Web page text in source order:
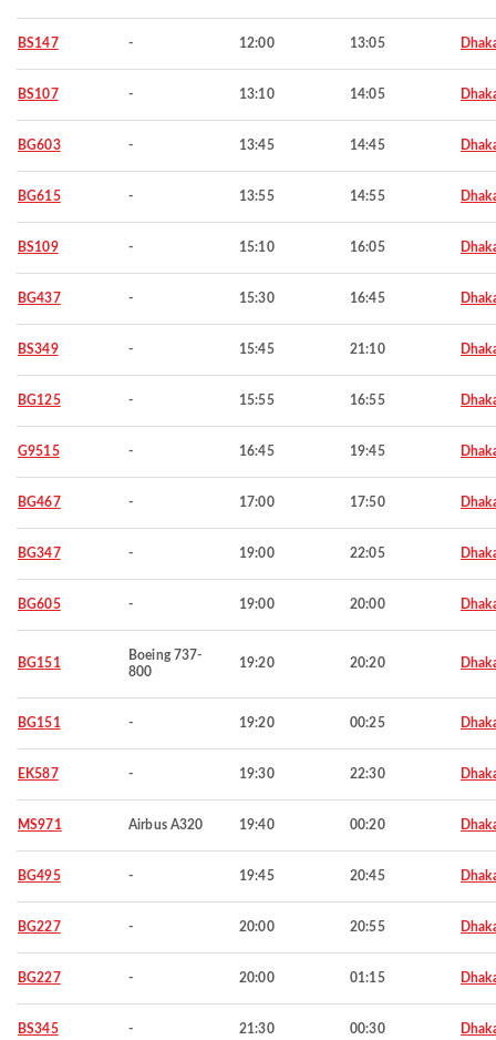
BS147 - 12:00 13:05
BS107 - 13:10 14:05
BG603 - 13:45 14:45
BG615 - 13:55 14:55
BS109 - 15:10 16:05
BG437 - 15:30 16:45
BS349 - 15:45 21:10
BG125 - 15:55 16:55
G9515 - 16:45 19:45
BG467 - 17:00 17:50
BG347 - 19:00 22:05
BG605 - 19:00 20:00
BG151
Boeing 737-
800
19:20 20:20
BG151 - 19:20 00:25
EK587 - 19:30 22:30
MS971 Airbus A320 19:40 00:20
BG495 - 19:45 20:45
BG227 - 20:00 20:55
BG227 - 20:00 01:15
BS345 - 21:30 00:30